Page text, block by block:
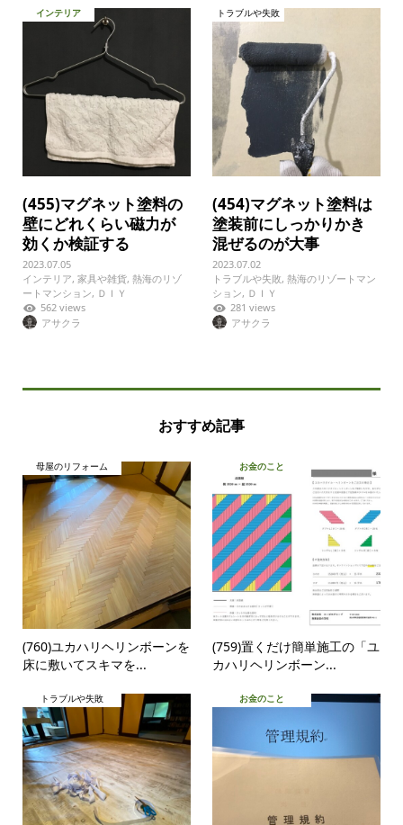
インテリア
(455)マグネット塗料の
壁にどれくらい磁力が
効くか検証する
2023.07.05
インテリア, 家具や雑貨, 熱海のリゾ
ートマンション, ＤＩＹ
562 views
アサクラ
トラブルや失敗
(454)マグネット塗料は
塗装前にしっかりかき
混ぜるのが大事
2023.07.02
トラブルや失敗,熱海のリゾートマン
ション, ＤＩＹ
281 views
アサクラ
おすすめ記事
母屋のリフォーム
(760)ユカハリヘリンボーンを
床に敷いてスキマを...
お金のこと
(759)置くだけ簡単施工の「ユ
カハリヘリンボーン...
トラブルや失敗 お金のこと